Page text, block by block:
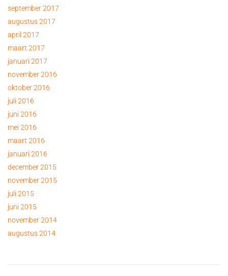
september 2017
augustus 2017
april 2017
maart 2017
januari 2017
november 2016
oktober 2016
juli 2016
juni 2016
mei 2016
maart 2016
januari 2016
december 2015
november 2015
juli 2015
juni 2015
november 2014
augustus 2014